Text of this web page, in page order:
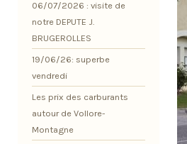
06/07/2026 : visite de
notre DEPUTE J.
BRUGEROLLES
19/06/26: superbe
vendredi
Les prix des carburants
autour de Vollore-
Montagne